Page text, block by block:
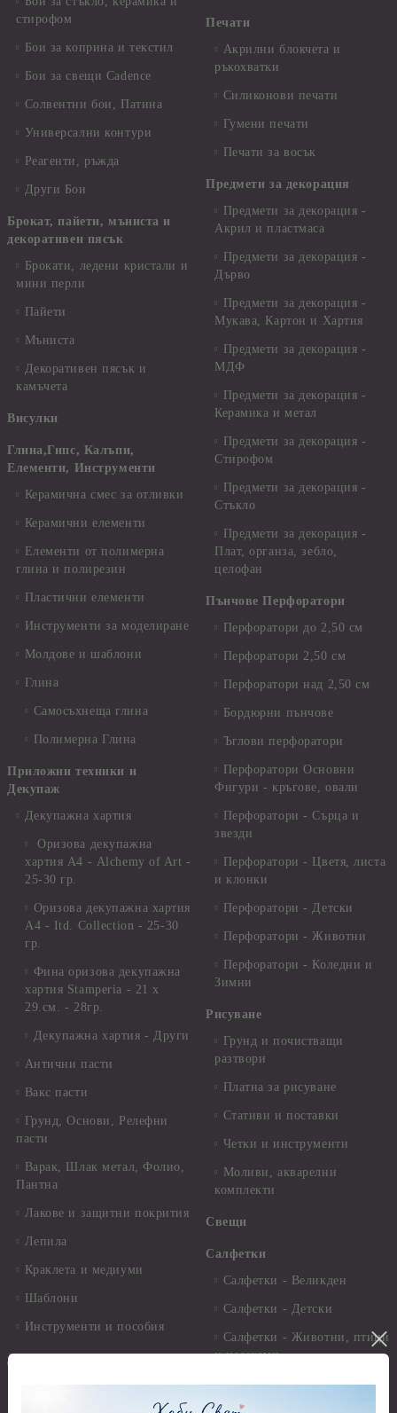
стирофом
Бои за коприна и текстил
Бои за свещи Cadence
Солвентни бои, Патина
Универсални контури
Реагенти, ръжда
Други Бои
Брокат, пайети, мъниста и
декоративен пясък
Брокати, ледени кристали и
мини перли
Пайети
Мъниста
Декоративен пясък и
камъчета
Висулки
Глина,Гипс, Калъпи,
Елементи, Инструменти
Керамична смес за отливки
Керамични елементи
Елементи от полимерна
глина и полирезин
Пластични елементи
Инструменти за моделиране
Молдове и шаблони
Глина
Самосъхнеща глина
Полимерна Глина
Приложни техники и
Декупаж
Декупажна хартия
Оризова декупажна
хартия А4 - Alchemy of Art -
25-30 гр.
Оризова декупажна хартия
А4 - Itd. Collection - 25-30
гр.
Фина оризова декупажна
хартия Stamperia - 21 х
29.см. - 28гр.
Декупажна хартия - Други
Антични пасти
Вакс пасти
Грунд, Основи, Релефни
пасти
Варак, Шлак метал, Фолио,
Пантна
Лакове и защитни покрития
Лепила
Краклета и медиуми
Шаблони
Инструменти и пособия
Дизайнерски хартии
Дизайнерски хартии - 15.20
Печати
Акрилни блокчета и
ръкохватки
Силиконови печати
Гумени печати
Печати за восък
Предмети за декорация
Предмети за декорация -
Акрил и пластмаса
Предмети за декорация -
Дърво
Предмети за декорация -
Мукава, Картон и Хартия
Предмети за декорация -
МДФ
Предмети за декорация -
Керамика и метал
Предмети за декорация -
Стирофом
Предмети за декорация -
Стъкло
Предмети за декорация -
Плат, органза, зебло,
целофан
Пънчове Перфоратори
Перфоратори до 2,50 см
Перфоратори 2,50 см
Перфоратори над 2,50 см
Бордюрни пънчове
Ъглови перфоратори
Перфоратори Основни
Фигури - кръгове, овали
Перфоратори - Сърца и
звезди
Перфоратори - Цветя, листа
и клонки
Перфоратори - Детски
Перфоратори - Животни
Перфоратори - Коледни и
Зимни
Рисуване
Грунд и почистващи
разтвори
Платна за рисуване
Стативи и поставки
Четки и инструменти
Моливи, акварелни
комплекти
Свещи
Салфетки
Салфетки - Великден
Салфетки - Детски
Салфетки - Животни, птици
и насекоми
Салфетки - Коледни и
Зимни